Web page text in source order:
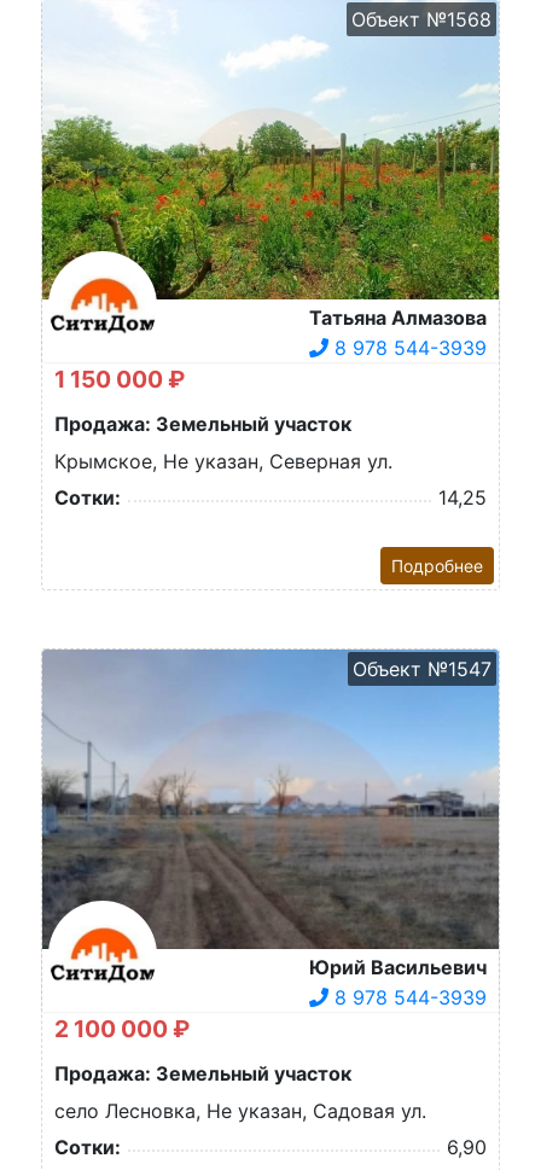
Объект №1568
Татьяна Алмазова
8 978 544-3939
1 150 000 ₽
Продажа: Земельный участок
Крымское, Не указан, Северная ул.
Сотки:
14,25
Подробнее
Объект №1547
Юрий Васильевич
8 978 544-3939
2 100 000 ₽
Продажа: Земельный участок
село Лесновка, Не указан, Садовая ул.
Сотки:
6,90